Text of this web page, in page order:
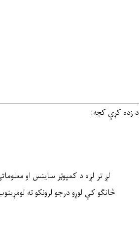
د زده کړې کچه:
لږ تر لږه د کمپوټر ساینس او
څانګو کې لوړو درجو لرونکو ته